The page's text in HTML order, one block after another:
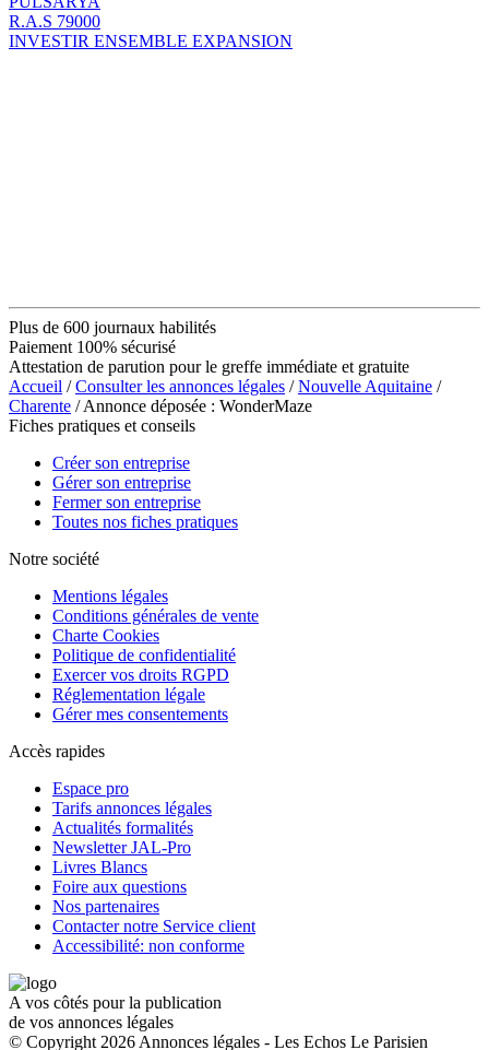
R.A.S 79000
INVESTIR ENSEMBLE EXPANSION
Plus de 600 journaux habilités
Paiement 100% sécurisé
Attestation de parution pour le greffe immédiate et gratuite
Accueil /Consulter les annonces légales /Nouvelle Aquitaine /
Charente / Annonce déposée : WonderMaze
Fiches pratiques et conseils
Créer son entreprise
Gérer son entreprise
Fermer son entreprise
Toutes nos fiches pratiques
Notre société
Mentions légales
Conditions générales de vente
Charte Cookies
Politique de confidentialité
Exercer vos droits RGPD
Réglementation légale
Gérer mes consentements
Accès rapides
Espace pro
Tarifs annonces légales
Actualités formalités
Newsletter JAL-Pro
Livres Blancs
Foire aux questions
Nos partenaires
Contacter notre Service client
Accessibilité: non conforme
A vos côtés pour la publication
de vos annonces légales
© Copyright 2026 Annonces légales - Les Echos Le Parisien